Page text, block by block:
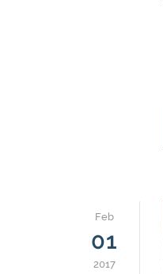
Feb
01
2017